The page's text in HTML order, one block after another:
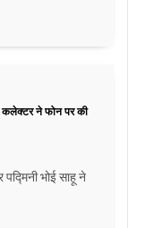
कलेक्टर ने फोन पर की
भोई साहू ने